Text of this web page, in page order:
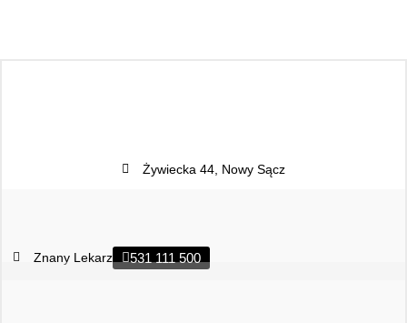
Żywiecka 44, Nowy Sącz
Znany Lekarz 531 111 500